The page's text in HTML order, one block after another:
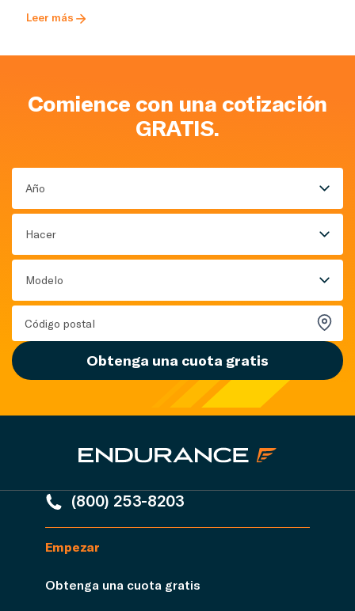
Leer más
Comience con una cotización
GRATIS.
Año
Hacer
Modelo
Obtenga una cuota gratis
(800) 253-8203
Empezar
Obtenga una cuota gratis